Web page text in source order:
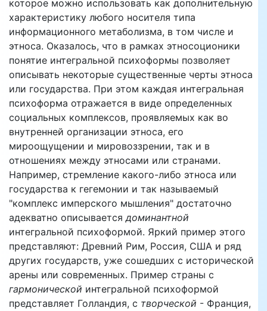
которое можно использовать как дополнительную
характеристику любого носителя типа
информационного метаболизма, в том числе и
этноса. Оказалось, что в рамках этносоционики
понятие интегральной психоформы позволяет
описывать некоторые существенные черты этноса
или государства. При этом каждая интегральная
психоформа отражается в виде определенных
социальных комплексов, проявляемых как во
внутренней организации этноса, его
мироощущении и мировоззрении, так и в
отношениях между этносами или странами.
Например, стремление какого-либо этноса или
государства к гегемонии и так называемый
"комплекс имперского мышления" достаточно
адекватно описываетсядоминантной
интегральной психоформой. Яркий пример этого
представляют: Древний Рим, Россия, США и ряд
других государств, уже сошедших с исторической
арены или современных. Пример страны с
гармонической интегральной психоформой
представляет Голландия, с творческой - Франция,